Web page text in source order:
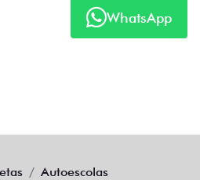
WhatsApp
Autoescolas